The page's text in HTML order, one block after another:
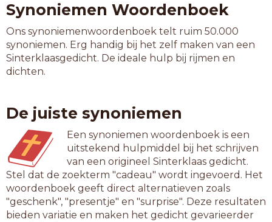
Synoniemen Woordenboek
Ons synoniemenwoordenboek telt ruim 50.000
synoniemen. Erg handig bij het zelf maken van een
Sinterklaasgedicht. De ideale hulp bij rijmen en
dichten.
De juiste synoniemen
Een synoniemen woordenboek is een
uitstekend hulpmiddel bij het schrijven
van een origineel Sinterklaas gedicht.
Stel dat de zoekterm "cadeau" wordt ingevoerd. Het
woordenboek geeft direct alternatieven zoals
"geschenk", "presentje" en "surprise". Deze resultaten
bieden variatie en maken het gedicht gevarieerder